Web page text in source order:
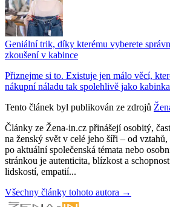
Geniální trik, díky kterému vyberete
zkoušení v kabince
Přiznejme si to. Existuje jen málo věcí,
nákupní náladu tak spolehlivě jako
Tento článek byl publikován ze zdrojů
Články ze Žena-in.cz přinášejí osobitý,
na ženský svět v celé jeho šíři – od
po aktuální společenská témata nebo
stránkou je autenticita, blízkost a
lidskostí, empatií...
Všechny články tohoto autora →